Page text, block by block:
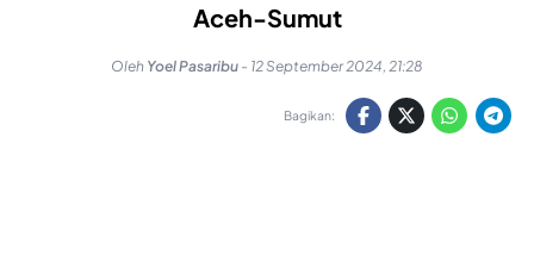
Aceh-Sumut
Oleh Yoel Pasaribu - 12 September 2024, 21:28
Bagikan: